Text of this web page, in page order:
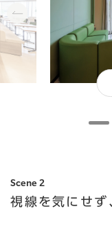
Scene 2
視線を気にせず、